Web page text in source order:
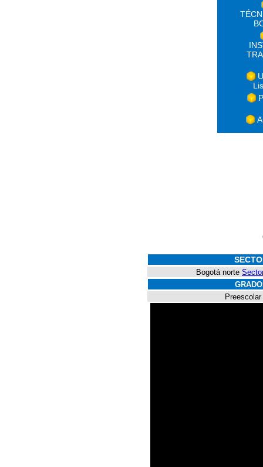
Bogotá norte
Preescolar